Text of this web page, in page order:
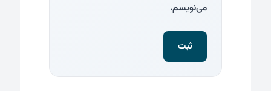
می‌نویسم.